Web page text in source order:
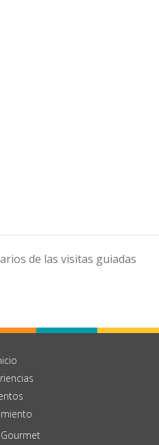
de las visitas guiadas